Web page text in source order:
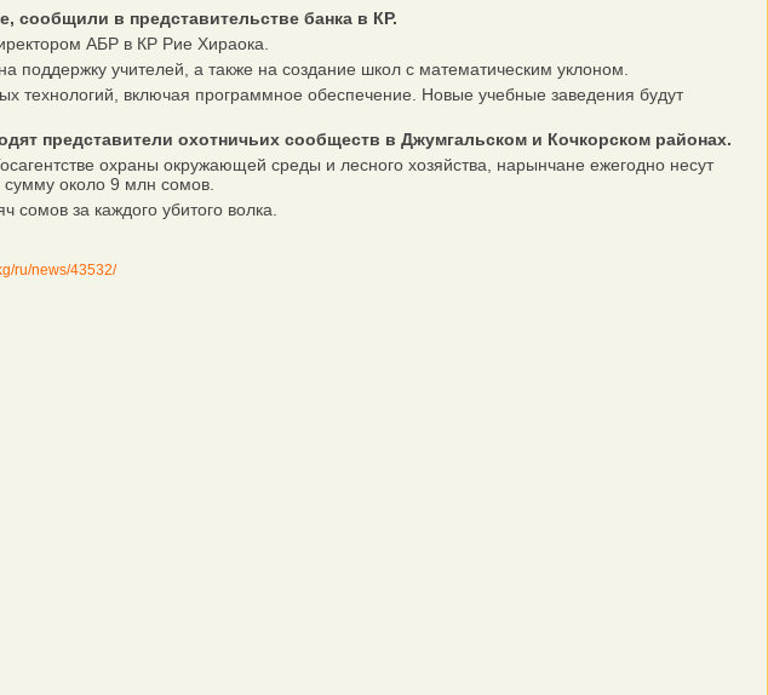
сообщили в представительстве банка в КР.
АБР в КР Рие Хираока.
учителей, а также на создание школ с математическим уклоном.
включая программное обеспечение. Новые учебные заведения будут
представители охотничьих сообществ в Джумгальском и Кочкорском районах.
охраны окружающей среды и лесного хозяйства, нарынчане ежегодно несут
около 9 млн сомов.
за каждого убитого волка.
ru/news/43532/